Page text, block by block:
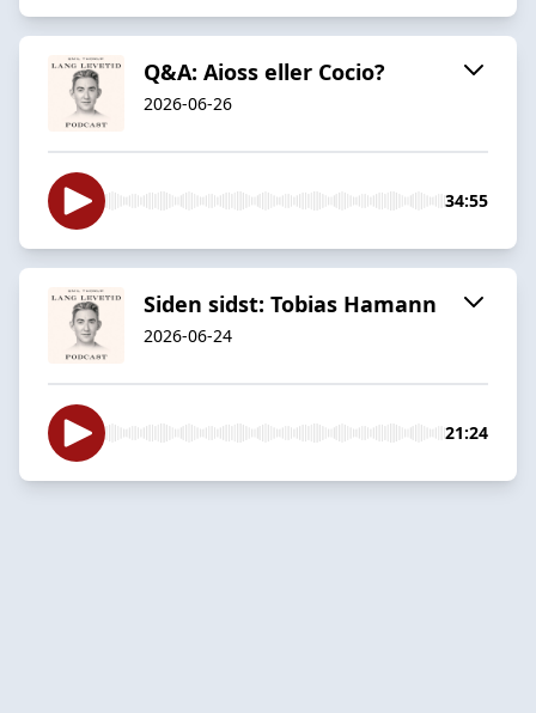
Q&A: Aioss eller Cocio?
2026-06-26
34:55
Siden sidst: Tobias Hamann
2026-06-24
21:24